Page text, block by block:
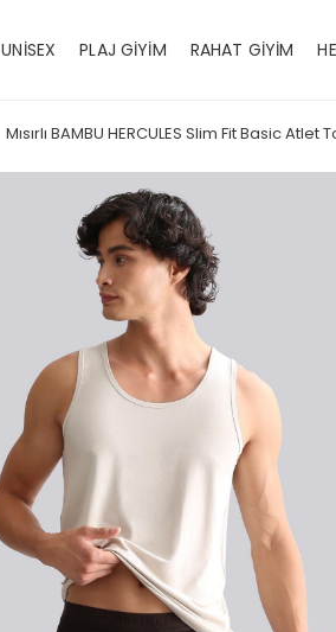
UNİSEX PLAJ GİYİM RAHAT GİYİM
Mısırlı BAMBU HERCULES Slim Fit Basic Atlet